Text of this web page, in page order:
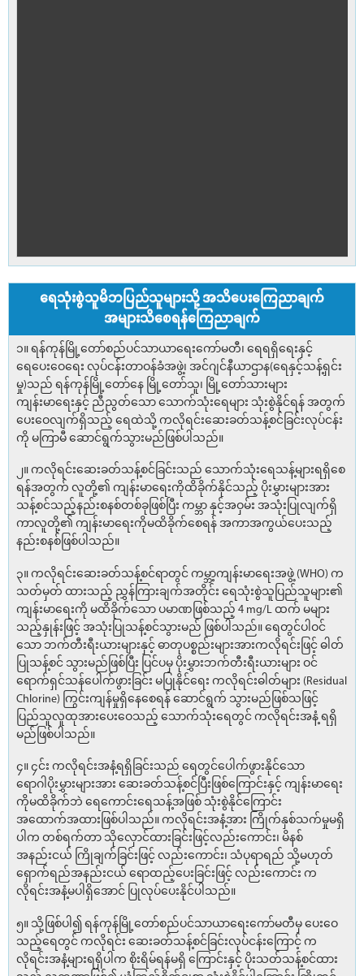
ရေသုံးစွဲသူမိဘပြည်သူများသို့ အသိပေးကြေညာချက်
အများသိစေရန်ကြေညာချက်
၁။ ရန်ကုန်မြို့တော်စည်ပင်သာယာရေးကော်မတီ၊ ရေရရှိရေးနှင့်
ရေပေးဝေရေး လုပ်ငန်းတာဝန်ခံအဖွဲ့၊ အင်ဂျင်နီယာဌာန(ရေနှင့်သန့်ရှင်း
မှု)သည် ရန်ကုန်မြို့တော်နေ မြို့တော်သူ၊ မြို့တော်သားများ
ကျန်းမာရေးနှင့် ညီညွတ်သော သောက်သုံးရေများ သုံးစွဲနိုင်ရန် အတွက်
ပေးဝေလျက်ရှိသည့် ရေထဲသို့ ကလိုရင်းဆေးခတ်သန့်စင်ခြင်းလုပ်ငန်း
ကို မကြာမီ ဆောင်ရွက်သွားမည်ဖြစ်ပါသည်။
၂။ ကလိုရင်းဆေးခတ်သန့်စင်ခြင်းသည် သောက်သုံးရေသန့်များရရှိစေ
ရန်အတွက် လူတို့၏ ကျန်းမာရေးကိုထိခိုက်နိုင်သည့် ပိုးမွှားများအား
သန့်စင်သည့်နည်းစနစ်တစ်ခုဖြစ်ပြီး ကမ္ဘာ နှင့်အဝှမ်း အသုံးပြုလျက်ရှိ
ကာလူတို့၏ ကျန်းမာရေးကိုမထိခိုက်စေရန် အကာအကွယ်ပေးသည့်
နည်းစနစ်ဖြစ်ပါသည်။
၃။ ကလိုရင်းဆေးခတ်သန့်စင်ရာတွင် ကမ္ဘာ့ကျန်းမာရေးအဖွဲ့ (WHO) က
သတ်မှတ် ထားသည့် ညွှန်ကြားချက်အတိုင်း ရေသုံးစွဲသူပြည်သူများ၏
ကျန်းမာရေးကို မထိခိုက်သော ပမာဏဖြစ်သည့် 4 mg/L ထက် မများ
သည့်နှုန်းဖြင့် အသုံးပြုသန့်စင်သွားမည် ဖြစ်ပါသည်။ ရေတွင်ပါဝင်
သော ဘက်တီးရီးယားများနှင့် ဓာတုပစ္စည်းများအားကလိုရင်းဖြင့် ဓါတ်
ပြုသန့်စင် သွားမည်ဖြစ်ပြီး ပြင်ပမှ ပိုးမွှားဘက်တီးရီးယားများ ဝင်
ရောက်ရှင်သန်ပေါက်ဖွားခြင်း မပြုနိုင်ရေး ကလိုရင်းဓါတ်များ (Residual
Chlorine) ကြွင်းကျန်မှုရှိနေစေရန် ဆောင်ရွက် သွားမည်ဖြစ်သဖြင့်
ပြည်သူလူထုအားပေးဝေသည့် သောက်သုံးရေတွင် ကလိုရင်းအနံ့ ရရှိ
မည်ဖြစ်ပါသည်။
၄။ ၄င်း ကလိုရင်းအနံ့ရရှိခြင်းသည် ရေတွင်ပေါက်ဖွားနိုင်သော
ရောဂါပိုးမွှားများအား ဆေးခတ်သန့်စင်ပြီးဖြစ်ကြောင်းနှင့် ကျန်းမာရေး
ကိုမထိခိုက်ဘဲ ရေကောင်းရေသန့်အဖြစ် သုံးစွဲနိုင်ကြောင်း
အထောက်အထားဖြစ်ပါသည်။ ကလိုရင်းအနံ့အား ကြိုက်နှစ်သက်မှုမရှိ
ပါက တစ်ရက်တာ သိုလှောင်ထားခြင်းဖြင့်လည်းကောင်း၊ မိနစ်
အနည်းငယ် ကြိုချက်ခြင်းဖြင့် လည်းကောင်း၊ သံပုရာရည် သို့မဟုတ်
ရှောက်ရည်အနည်းငယ် ရောထည့်ပေးခြင်းဖြင့် လည်းကောင်း က
လိုရင်းအနံ့မပါရှိအောင် ပြုလုပ်ပေးနိုင်ပါသည်။
၅။ သို့ဖြစ်ပါ၍ ရန်ကုန်မြို့တော်စည်ပင်သာယာရေးကော်မတီမှ ပေးဝေ
သည့်ရေတွင် ကလိုရင်း ဆေးခတ်သန့်စင်ခြင်းလုပ်ငန်းကြောင့် က
လိုရင်းအနံ့များရရှိပါက စိုးရိမ်ရန်မရှိ ကြောင်းနှင့် ပိုးသတ်သန့်စင်ထား